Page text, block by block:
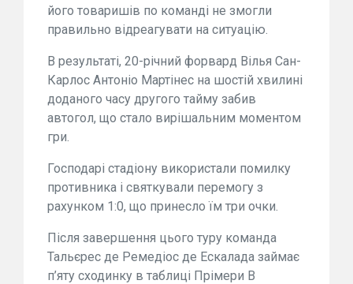
його товаришів по команді не змогли
правильно відреагувати на ситуацію.
В результаті, 20-річний форвард Вілья Сан-
Карлос Антоніо Мартінес на шостій хвилині
доданого часу другого тайму забив
автогол, що стало вирішальним моментом
гри.
Господарі стадіону використали помилку
противника і святкували перемогу з
рахунком 1:0, що принесло їм три очки.
Після завершення цього туру команда
Тальєрес де Ремедіос де Ескалада займає
п’яту сходинку в таблиці Прімери B